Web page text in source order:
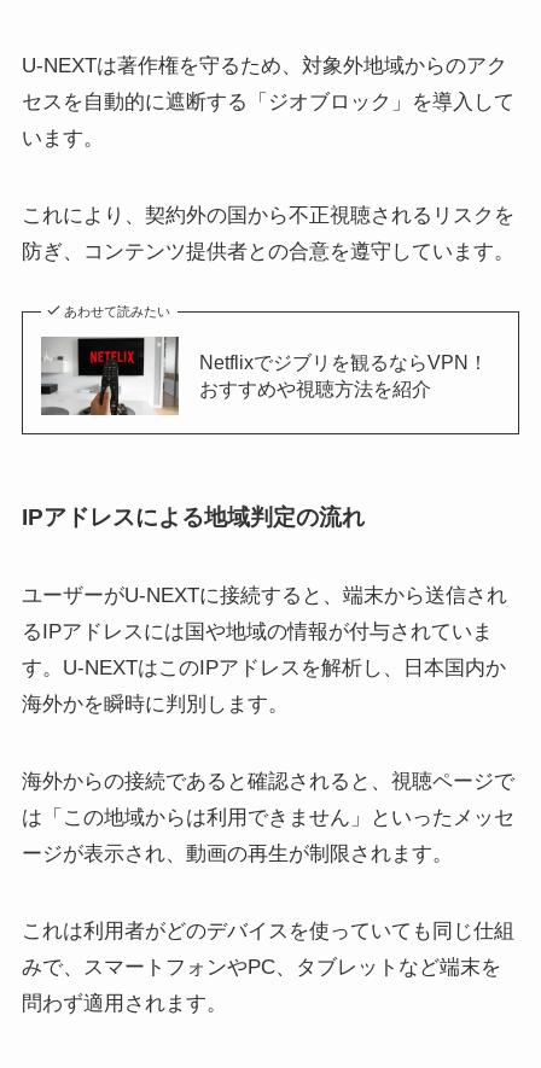
U-NEXTは著作権を守るため、対象外地域からのアク
セスを自動的に遮断する「ジオブロック」を導入して
います。
これにより、契約外の国から不正視聴されるリスクを
防ぎ、コンテンツ提供者との合意を遵守しています。
あわせて読みたい
Netflixでジブリを観るならVPN！
おすすめや視聴方法を紹介
IPアドレスによる地域判定の流れ
ユーザーがU-NEXTに接続すると、端末から送信され
るIPアドレスには国や地域の情報が付与されていま
す。U-NEXTはこのIPアドレスを解析し、日本国内か
海外かを瞬時に判別します。
海外からの接続であると確認されると、視聴ページで
は「この地域からは利用できません」といったメッセ
ージが表示され、動画の再生が制限されます。
これは利用者がどのデバイスを使っていても同じ仕組
みで、スマートフォンやPC、タブレットなど端末を
問わず適用されます。